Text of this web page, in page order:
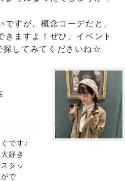
すが、概念コーデだと、
きますよ！ぜひ、イベント
探してみてくださいね☆
です♪
好き
タッ
で